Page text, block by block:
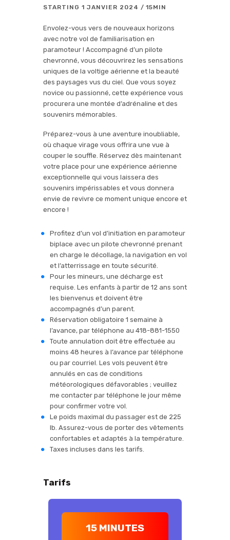
STARTING 1 JANVIER 2024 15MIN
Envolez-vous vers de nouveaux horizons
avec notre vol de familiarisation en
paramoteur ! Accompagné d’un pilote
chevronné, vous découvrirez les sensations
uniques de la voltige aérienne et la beauté
des paysages vus du ciel. Que vous soyez
novice ou passionné, cette expérience vous
procurera une montée d’adrénaline et des
souvenirs mémorables.
Préparez-vous à une aventure inoubliable,
où chaque virage vous offrira une vue à
couper le souffle. Réservez dès maintenant
votre place pour une expérience aérienne
exceptionnelle qui vous laissera des
souvenirs impérissables et vous donnera
envie de revivre ce moment unique encore et
encore !
Profitez d’un vol d’initiation en paramoteur
biplace avec un pilote chevronné prenant
en charge le décollage, la navigation en vol
et l’atterrissage en toute sécurité.
Pour les mineurs, une décharge est
requise. Les enfants à partir de 12 ans sont
les bienvenus et doivent être
accompagnés d’un parent.
Réservation obligatoire 1 semaine à
l’avance, par téléphone au 418-881-1550
Toute annulation doit être effectuée au
moins 48 heures à l’avance par téléphone
ou par courriel. Les vols peuvent être
annulés en cas de conditions
météorologiques défavorables ; veuillez
me contacter par téléphone le jour même
pour confirmer votre vol.
Le poids maximal du passager est de 225
lb. Assurez-vous de porter des vêtements
confortables et adaptés à la température.
Taxes incluses dans les tarifs.
Tarifs
15 MINUTES